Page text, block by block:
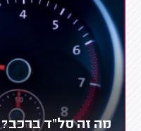
מה זה סל"ד ברכב?